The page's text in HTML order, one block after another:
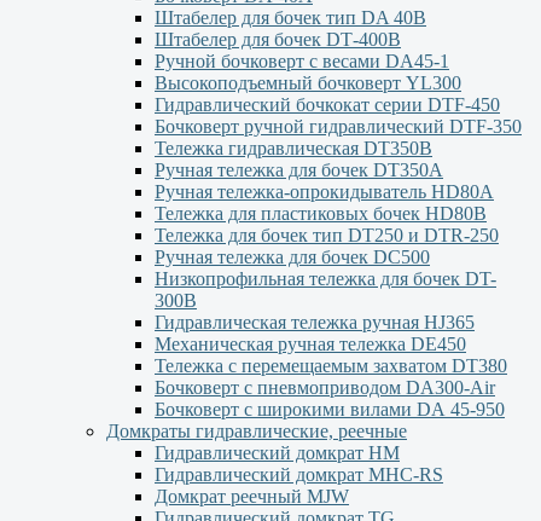
Штабелер для бочек тип DA 40В
Штабелер для бочек DТ-400В
Ручной бочковерт с весами DА45-1
Высокоподъемный бочковерт YL300
Гидравлический бочкокат серии DTF-450
Бочковерт ручной гидравлический DTF-350
Тележка гидравлическая DT350B
Ручная тележка для бочек DT350A
Ручная тележка-опрокидыватель HD80A
Тележка для пластиковых бочек HD80B
Тележка для бочек тип DT250 и DTR-250
Ручная тележка для бочек DC500
Низкопрофильная тележка для бочек DT-
300В
Гидравлическая тележка ручная HJ365
Механическая ручная тележка DE450
Тележка с перемещаемым захватом DT380
Бочковерт с пневмоприводом DA300-Air
Бочковерт с широкими вилами DА 45-950
Домкраты гидравлические, реечные
Гидравлический домкрат НМ
Гидравлический домкрат MHC-RS
Домкрат реечный MJW